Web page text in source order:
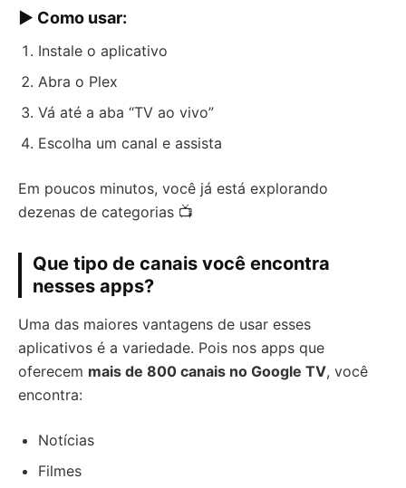
▶️ Como usar:
Instale o aplicativo
Abra o Plex
Vá até a aba “TV ao vivo”
Escolha um canal e assista
Em poucos minutos, você já está explorando
dezenas de categorias 📺
Que tipo de canais você encontra
nesses apps?
Uma das maiores vantagens de usar esses
aplicativos é a variedade. Pois nos apps que
oferecem mais de 800 canais no Google TV, você
encontra:
Notícias
Filmes